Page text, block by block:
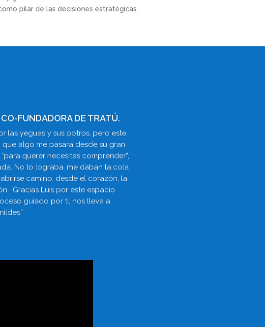
pilar de las decisiones estratégicas.
FUNDADORA DE TRATÚ.
las yeguas y sus potros, pero este
algo me pasara desde su gran
querer necesitas comprender”,
No lo lograba, me daban la cola
camino, desde el corazón, la
Gracias Luis por este espacio
guiado por ti, nos lleva a